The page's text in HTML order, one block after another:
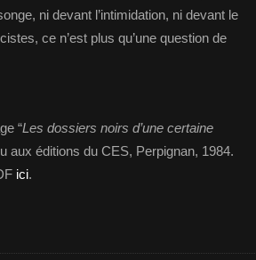
ni devant l’intimidation, ni devant le
ce n’est plus qu’une question de
“Les dossiers noirs d’une certaine
aux éditions du CES, Perpignan, 1984.
ici.